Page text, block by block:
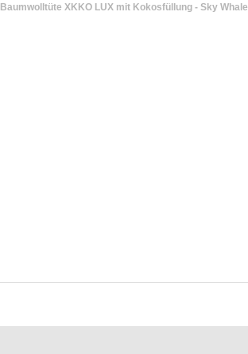
Baumwolltüte XKKO LUX mit Kokosfüllung - Sky Whale